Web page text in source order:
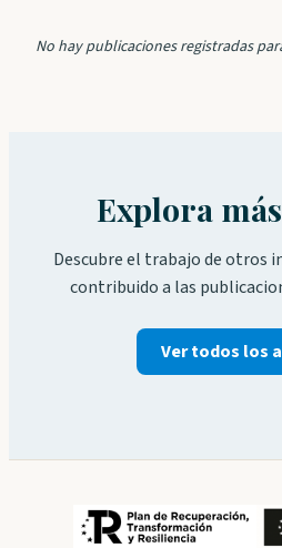
No hay publicaciones registradas
Explora
Descubre el trabajo de otros
contribuido a las
Ver todos los